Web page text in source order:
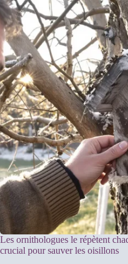
Les ornithologues le répètent
crucial pour sauver les oisillons